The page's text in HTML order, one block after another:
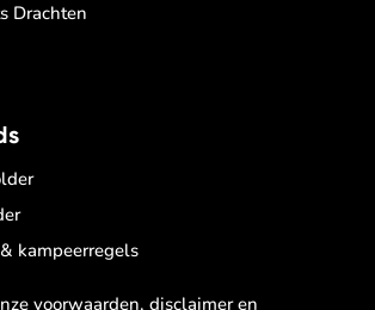
Drachten
kampeerregels
voorwaarden, disclaimer en